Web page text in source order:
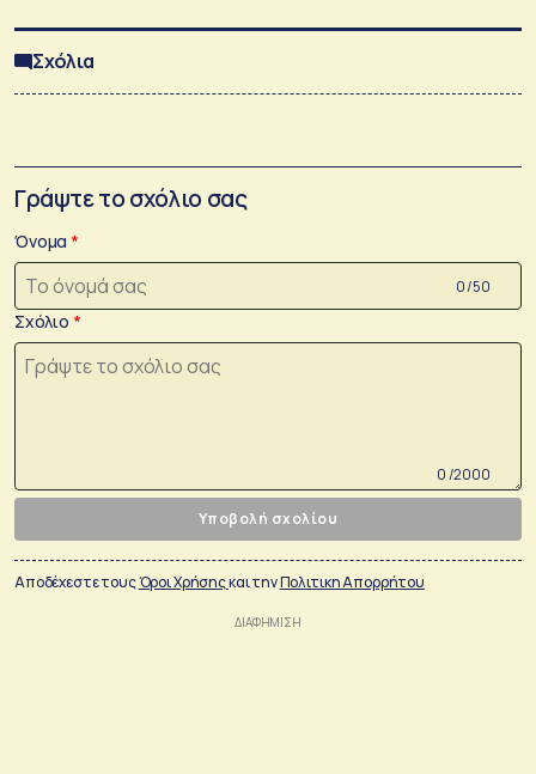
Σχόλια
Γράψτε το σχόλιο σας
Όνομα
0 /50
Σχόλιο
0 /2000
Υποβολή σχολίου
Αποδέχεστε τουςΌροι Χρήσηςκαι τηνΠολιτικη Απορρήτου